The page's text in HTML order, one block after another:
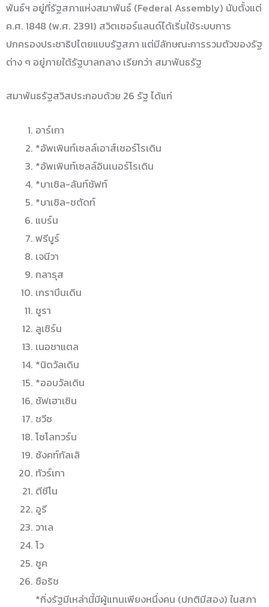
พันธ์ฯ อยู่ที่รัฐสภาแห่งสมาพันธ์ (Federal Assembly) นับตั้งแต่
ค.ศ. 1848 (พ.ศ. 2391) สวิตเซอร์แลนด์ได้เริ่มใช้ระบบการ
ปกครองประชาธิปไตยแบบรัฐสภา แต่มีลักษณะการรวมตัวของรัฐ
ต่าง ๆ อยู่ภายใต้รัฐบาลกลาง เรียกว่า สมาพันธรัฐ
สมาพันธรัฐสวิสประกอบด้วย 26 รัฐ ได้แก่
อาร์เกา
*อัพเพินท์เซลล์เอาส์เซอร์โรเดิน
*อัพเพินท์เซลล์อินเนอร์โรเดิน
*บาเซิล-ลันท์ชัฟท์
*บาเซิล-ชตัดท์
แบร์น
ฟรีบูร์
เจนีวา
กลารุส
เกราบึนเดิน
ชูรา
ลูเซิร์น
เนอชาแตล
*นิดวัลเดิน
*ออบวัลเดิน
ชัฟเฮาเซิน
ชวีซ
โซโลทวร์น
ซังคท์กัลเลิ
ทัวร์เกา
ตีชีโน
อูรี
วาเล
โว
ซูค
ซือริช
*กิ่งรัฐมีเหล่านี้มีผู้แทนเพียงหนึ่งคน (ปกติมีสอง) ในสภา